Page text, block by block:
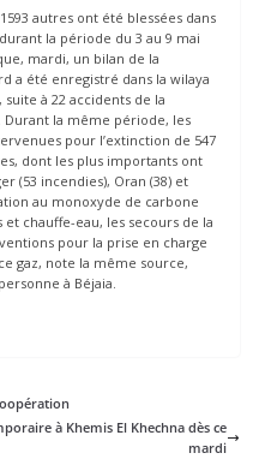
autres ont été blessées dans
la période du 3 au 9 mai
mardi, un bilan de la
a été enregistré dans la wilaya
à 22 accidents de la
la même période, les
pour l’extinction de 547
dont les plus importants ont
(53 incendies), Oran (38) et
au monoxyde de carbone
chauffe-eau, les secours de la
pour la prise en charge
gaz, note la même source,
à Béjaia.
à Khemis El Khechna dès ce
mardi